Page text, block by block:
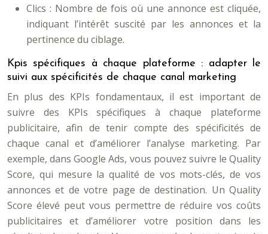
Clics : Nombre de fois où une annonce est cliquée,
indiquant l’intérêt suscité par les annonces et la
pertinence du ciblage.
Kpis spécifiques à chaque plateforme : adapter le
suivi aux spécificités de chaque canal marketing
En plus des KPIs fondamentaux, il est important de
suivre des KPIs spécifiques à chaque plateforme
publicitaire, afin de tenir compte des spécificités de
chaque canal et d’améliorer l’analyse marketing. Par
exemple, dans Google Ads, vous pouvez suivre le Quality
Score, qui mesure la qualité de vos mots-clés, de vos
annonces et de votre page de destination. Un Quality
Score élevé peut vous permettre de réduire vos coûts
publicitaires et d’améliorer votre position dans les